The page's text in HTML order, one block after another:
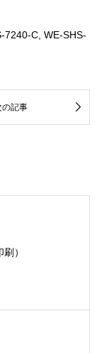
7240-C, WE-SHS-
の記事 
）